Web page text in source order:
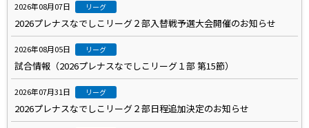
2026年08月07日 リーグ
2026プレナスなでしこリーグ２部入替戦予選大会開催のお知らせ
2026年08月05日 リーグ
試合情報（2026プレナスなでしこリーグ１部 第15節）
2026年07月31日 リーグ
2026プレナスなでしこリーグ２部日程追加決定のお知らせ